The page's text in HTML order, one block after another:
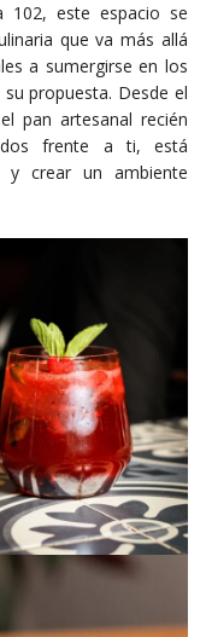
102, este espacio se
que va más allá
a sumergirse en los
propuesta. Desde el
pan artesanal recién
frente a ti, está
y crear un ambiente